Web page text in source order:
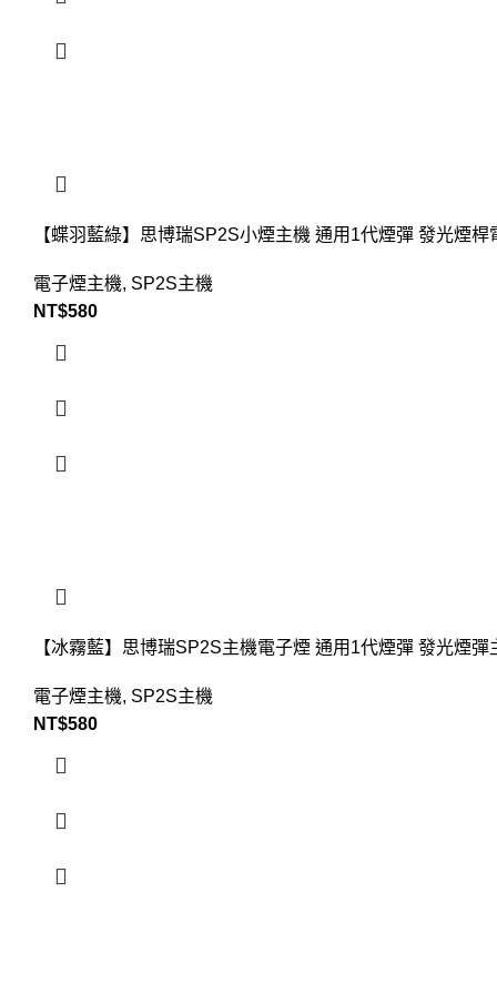
【蝶羽藍綠】思博瑞SP2S小煙主機 通用1代煙彈 發光煙桿
電子煙主機, SP2S主機
NT$580
【冰霧藍】思博瑞SP2S主機電子煙 通用1代煙彈 發光煙彈
電子煙主機, SP2S主機
NT$580